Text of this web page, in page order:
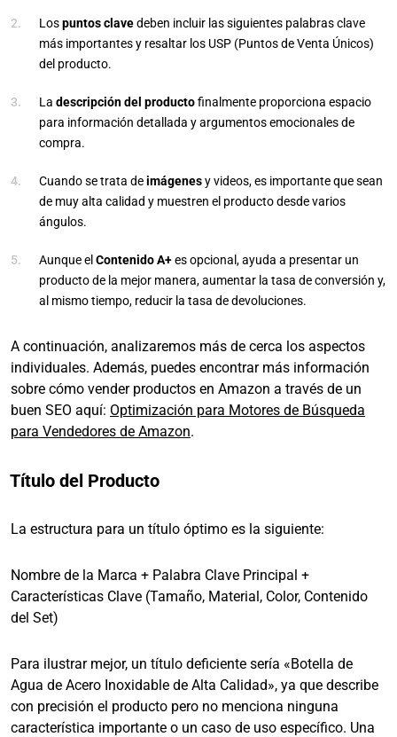
Lospuntos clavedeben incluir las siguientes palabras clave
más importantes y resaltar los USP (Puntos de Venta Únicos)
del producto.
La descripción del productofinalmente proporciona espacio
para información detallada y argumentos emocionales de
compra.
Cuando se trata deimágenesy videos, es importante que sean
de muy alta calidad y muestren el producto desde varios
ángulos.
Aunque el Contenido A+es opcional, ayuda a presentar un
producto de la mejor manera, aumentar la tasa de conversión y,
al mismo tiempo, reducir la tasa de devoluciones.
A continuación, analizaremos más de cerca los aspectos
individuales. Además, puedes encontrar más información
sobre cómo vender productos en Amazon a través de un
buen SEO aquí: Optimización para Motores de Búsqueda
para Vendedores de Amazon.
Título del Producto
La estructura para un título óptimo es la siguiente:
Nombre de la Marca + Palabra Clave Principal +
Características Clave (Tamaño, Material, Color, Contenido
del Set)
Para ilustrar mejor, un título deficiente sería «Botella de
Agua de Acero Inoxidable de Alta Calidad», ya que describe
con precisión el producto pero no menciona ninguna
característica importante o un caso de uso específico. Una